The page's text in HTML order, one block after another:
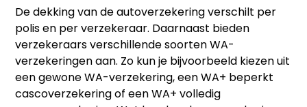
De dekking van de autoverzekering verschilt per
polis en per verzekeraar. Daarnaast bieden
verzekeraars verschillende soorten WA-
verzekeringen aan. Zo kun je bijvoorbeeld kiezen uit
een gewone WA-verzekering, een WA+ beperkt
cascoverzekering of een WA+ volledig